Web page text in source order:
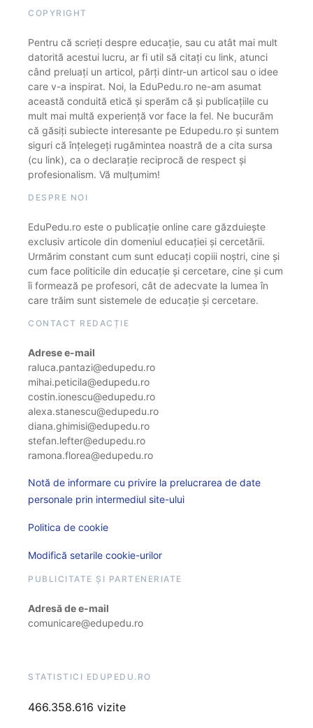
COPYRIGHT
Pentru că scrieți despre educație, sau cu atât mai mult
datorită acestui lucru, ar fi util să citați cu link, atunci
când preluați un articol, părți dintr-un articol sau o idee
care v-a inspirat. Noi, la EduPedu.ro ne-am asumat
această conduită etică și sperăm că și publicațiile cu
mult mai multă experiență vor face la fel. Ne bucurăm
că găsiți subiecte interesante pe Edupedu.ro și suntem
siguri că înțelegeți rugămintea noastră de a cita sursa
(cu link), ca o declarație reciprocă de respect și
profesionalism. Vă mulțumim!
DESPRE NOI
EduPedu.ro este o publicație online care găzduiește
exclusiv articole din domeniul educației și cercetării.
Urmărim constant cum sunt educați copiii noștri, cine și
cum face politicile din educație și cercetare, cine și cum
îi formează pe profesori, cât de adecvate la lumea în
care trăim sunt sistemele de educație și cercetare.
CONTACT REDACȚIE
Adrese e-mail
raluca.pantazi@edupedu.ro
mihai.peticila@edupedu.ro
costin.ionescu@edupedu.ro
alexa.stanescu@edupedu.ro
diana.ghimisi@edupedu.ro
stefan.lefter@edupedu.ro
ramona.florea@edupedu.ro
Notă de informare cu privire la prelucrarea de date
personale prin intermediul site-ului
Politica de cookie
Modifică setarile cookie-urilor
PUBLICITATE ȘI PARTENERIATE
Adresă de e-mail
comunicare@edupedu.ro
STATISTICI EDUPEDU.RO
466.358.616 vizite